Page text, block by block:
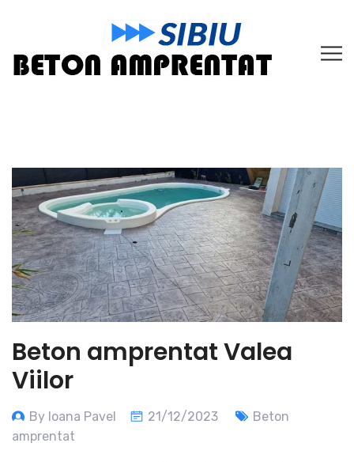
Beton amprentat Valea
Viilor
By Ioana Pavel 21/12/2023
Beton
amprentat